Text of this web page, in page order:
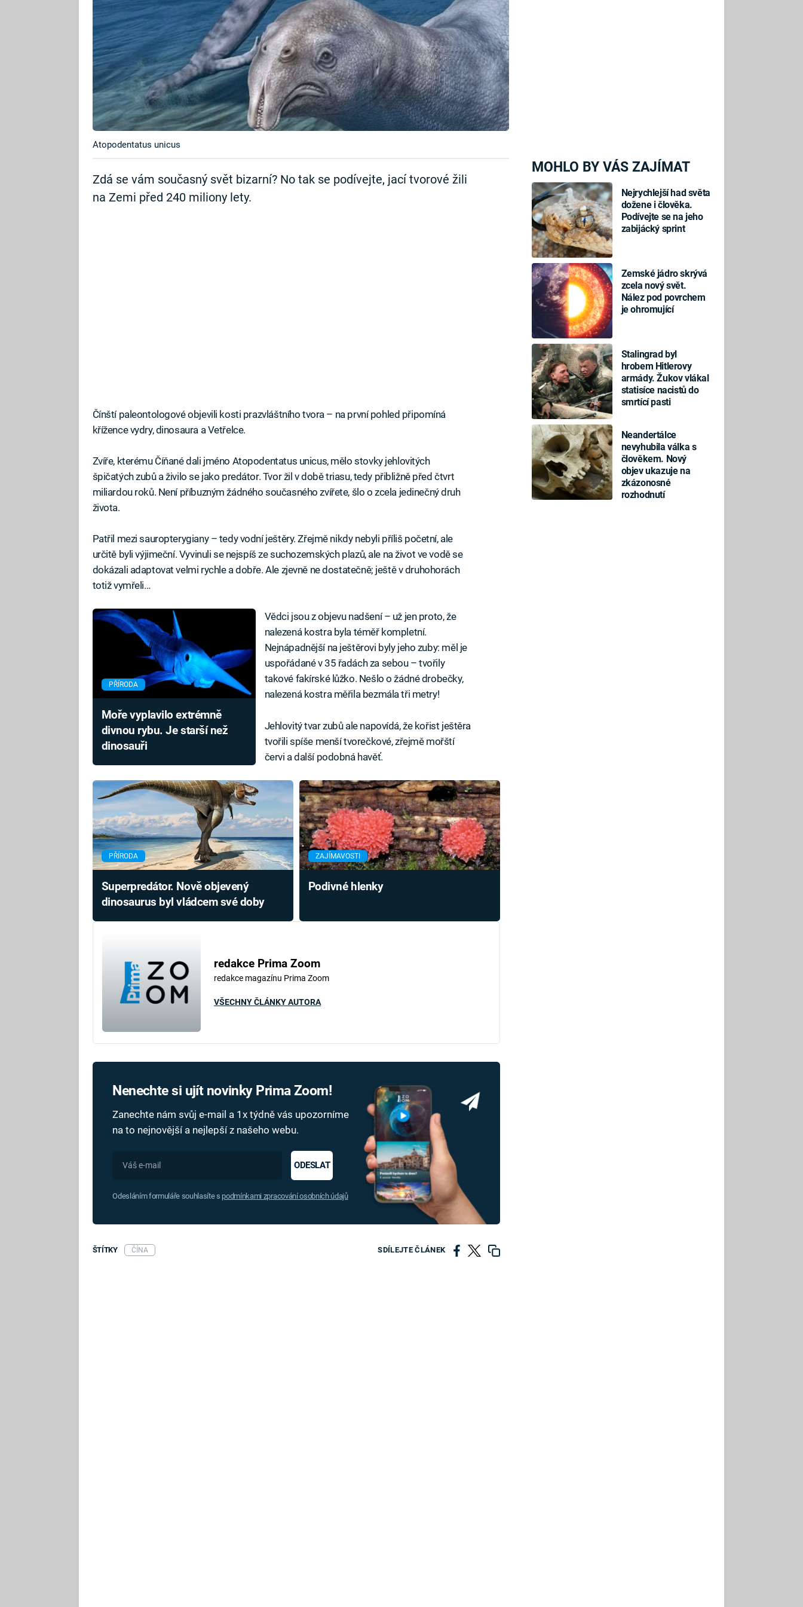
MOHLO BY VÁS ZAJÍMAT
Nejrychlejší had světa
dožene i člověka.
Podívejte se na jeho
zabijácký sprint
Zemské jádro skrývá
zcela nový svět.
Nález pod povrchem
je ohromující
Stalingrad byl
hrobem Hitlerovy
armády. Žukov vlákal
statisíce nacistů do
smrtící pasti
Neandertálce
nevyhubila válka s
člověkem. Nový
objev ukazuje na
zkázonosné
rozhodnutí
Atopodentatus unicus
Zdá se vám současný svět bizarní? No tak se podívejte, jací tvorové žili
na Zemi před 240 miliony lety.
Čínští paleontologové objevili kosti prazvláštního tvora – na první pohled připomíná
křížence vydry, dinosaura a Vetřelce.
Zvíře, kterému Číňané dali jméno Atopodentatus unicus, mělo stovky jehlovitých
špičatých zubů a živilo se jako predátor. Tvor žil v době triasu, tedy přibližně před čtvrt
miliardou roků. Není příbuzným žádného současného zvířete, šlo o zcela jedinečný druh
života.
Patřil mezi sauropterygiany – tedy vodní ještěry. Zřejmě nikdy nebyli příliš početní, ale
určitě byli výjimeční. Vyvinuli se nejspíš ze suchozemských plazů, ale na život ve vodě se
dokázali adaptovat velmi rychle a dobře. Ale zjevně ne dostatečně; ještě v druhohorách
totiž vymřeli…
PŘÍRODA
Moře vyplavilo extrémně
divnou rybu. Je starší než
dinosauři
Vědci jsou z objevu nadšení – už jen proto, že
nalezená kostra byla téměř kompletní.
Nejnápadnější na ještěrovi byly jeho zuby: měl je
uspořádané v 35 řadách za sebou – tvořily
takové fakírské lůžko. Nešlo o žádné drobečky,
nalezená kostra měřila bezmála tři metry!
Jehlovitý tvar zubů ale napovídá, že kořist ještěra
tvořili spíše menší tvorečkové, zřejmě mořští
červi a další podobná havěť.
PŘÍRODA
Superpredátor. Nově objevený
dinosaurus byl vládcem své doby
ZAJÍMAVOSTI
Podivné hlenky
redakce Prima Zoom
redakce magazínu Prima Zoom
VŠECHNY ČLÁNKY AUTORA
Nenechte si ujít novinky Prima Zoom!
Zanechte nám svůj e-mail a 1x týdně vás upozorníme
na to nejnovější a nejlepší z našeho webu.
ODESLAT
Odesláním formuláře souhlasíte s podmínkami zpracování osobních údajů
SDÍLEJTE ČLÁNEK
ŠTÍTKY ČÍNA